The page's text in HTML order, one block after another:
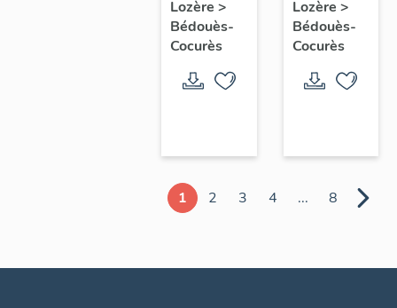
Lozère >
Bédouès-
Cocurès
Lozère >
Bédouès-
Cocurès
1 2 3 4 ... 8